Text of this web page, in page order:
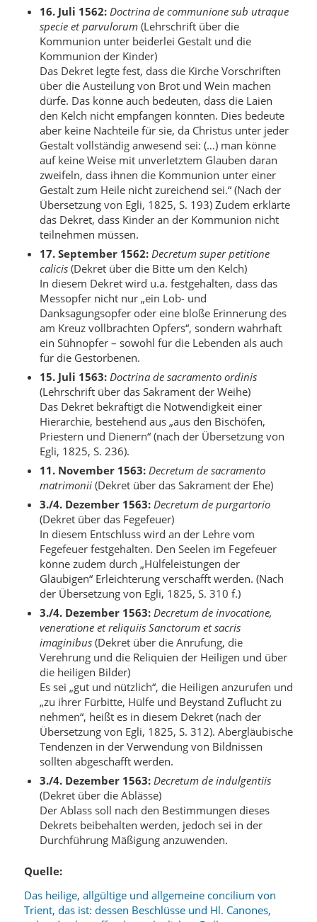
16. Juli 1562: Doctrina de communione sub utraque
specie et parvulorum(Lehrschrift über die
Kommunion unter beiderlei Gestalt und die
Kommunion der Kinder)
Das Dekret legte fest, dass die Kirche Vorschriften
über die Austeilung von Brot und Wein machen
dürfe. Das könne auch bedeuten, dass die Laien
den Kelch nicht empfangen könnten. Dies bedeute
aber keine Nachteile für sie, da Christus unter jeder
Gestalt vollständig anwesend sei: (…) man könne
auf keine Weise mit unverletztem Glauben daran
zweifeln, dass ihnen die Kommunion unter einer
Gestalt zum Heile nicht zureichend sei.“ (Nach der
Übersetzung von Egli, 1825, S. 193) Zudem erklärte
das Dekret, dass Kinder an der Kommunion nicht
teilnehmen müssen.
17. September 1562: Decretum super petitione
calicis(Dekret über die Bitte um den Kelch)
In diesem Dekret wird u.a. festgehalten, dass das
Messopfer nicht nur „ein Lob- und
Danksagungsopfer oder eine bloße Erinnerung des
am Kreuz vollbrachten Opfers“, sondern wahrhaft
ein Sühnopfer – sowohl für die Lebenden als auch
für die Gestorbenen.
15. Juli 1563: Doctrina de sacramento ordinis
(Lehrschrift über das Sakrament der Weihe)
Das Dekret bekräftigt die Notwendigkeit einer
Hierarchie, bestehend aus „aus den Bischöfen,
Priestern und Dienern“ (nach der Übersetzung von
Egli, 1825, S. 236).
11. November 1563: Decretum de sacramento
matrimonii(Dekret über das Sakrament der Ehe)
3./4. Dezember 1563: Decretum de purgartorio
(Dekret über das Fegefeuer)
In diesem Entschluss wird an der Lehre vom
Fegefeuer festgehalten. Den Seelen im Fegefeuer
könne zudem durch „Hülfeleistungen der
Gläubigen“ Erleichterung verschafft werden. (Nach
der Übersetzung von Egli, 1825, S. 310 f.)
3./4. Dezember 1563: Decretum de invocatione,
veneratione et reliquiis Sanctorum et sacris
imaginibus(Dekret über die Anrufung, die
Verehrung und die Reliquien der Heiligen und über
die heiligen Bilder)
Es sei „gut und nützlich“, die Heiligen anzurufen und
„zu ihrer Fürbitte, Hülfe und Beystand Zuflucht zu
nehmen“, heißt es in diesem Dekret (nach der
Übersetzung von Egli, 1825, S. 312). Abergläubische
Tendenzen in der Verwendung von Bildnissen
sollten abgeschafft werden.
3./4. Dezember 1563: Decretum de indulgentiis
(Dekret über die Ablässe)
Der Ablass soll nach den Bestimmungen dieses
Dekrets beibehalten werden, jedoch sei in der
Durchführung Mäßigung anzuwenden.
Quelle:
Das heilige, allgültige und allgemeine concilium von
Trient, das ist: dessen Beschlüsse und Hl. Canones,